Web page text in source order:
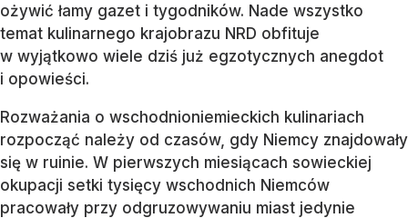
ożywić łamy gazet i tygodników. Nade wszystko
temat kulinarnego krajobrazu NRD obfituje
w wyjątkowo wiele dziś już egzotycznych anegdot
i opowieści.
Rozważania o wschodnioniemieckich kulinariach
rozpocząć należy od czasów, gdy Niemcy znajdowały
się w ruinie. W pierwszych miesiącach sowieckiej
okupacji setki tysięcy wschodnich Niemców
pracowały przy odgruzowywaniu miast jedynie